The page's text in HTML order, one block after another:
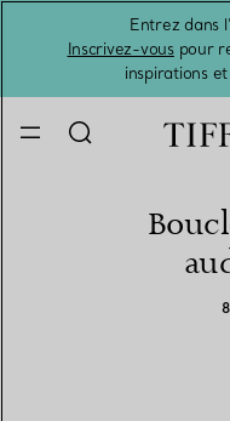
Entrez dans
Inscrivez-vouspour
inspirations